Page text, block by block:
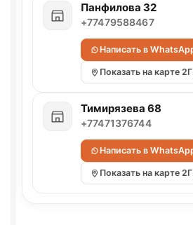
Панфилова 32
+77479588467
Написать в
Показать на карте
Тимирязева 68
+77471376744
Написать в
Показать на карте